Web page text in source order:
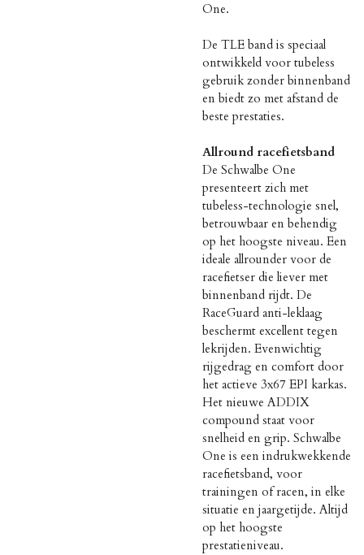
One.
De TLE band is speciaal
ontwikkeld voor tubeless
gebruik zonder binnenband
en biedt zo met afstand de
beste prestaties.
Allround racefietsband
De Schwalbe One
presenteert zich met
tubeless-technologie snel,
betrouwbaar en behendig
op het hoogste niveau. Een
ideale allrounder voor de
racefietser die liever met
binnenband rijdt. De
RaceGuard anti-leklaag
beschermt excellent tegen
lekrijden. Evenwichtig
rijgedrag en comfort door
het actieve 3x67 EPI karkas.
Het nieuwe ADDIX
compound staat voor
snelheid en grip. Schwalbe
One is een indrukwekkende
racefietsband, voor
trainingen of racen, in elke
situatie en jaargetijde. Altijd
op het hoogste
prestatieniveau.